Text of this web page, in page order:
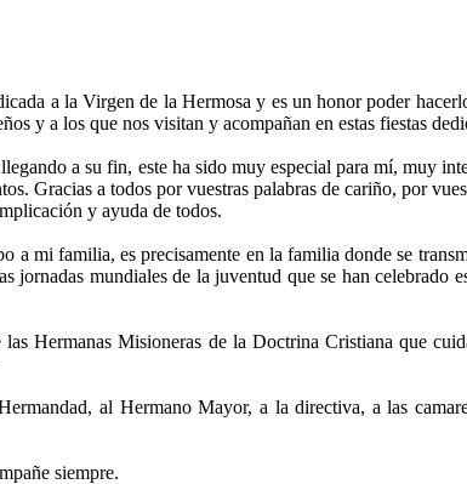
a la Virgen de la Hermosa y es un honor poder
y a los que nos visitan y acompañan en estas fiestas
a su fin, este ha sido muy especial para mí, muy
Gracias a todos por vuestras palabras de cariño, por
y ayuda de todos.
a mi familia, es precisamente en la familia donde se
jornadas mundiales de la juventud que se han celebrado
Hermanas Misioneras de la Doctrina Cristiana que
al Hermano Mayor, a la directiva, a las
siempre.